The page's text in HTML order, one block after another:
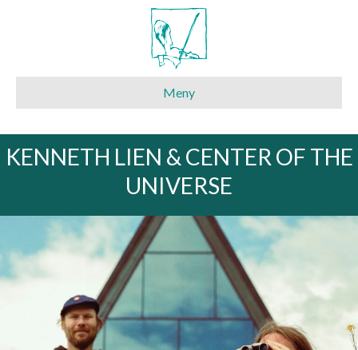
Meny
KENNETH LIEN & CENTER OF THE
UNIVERSE